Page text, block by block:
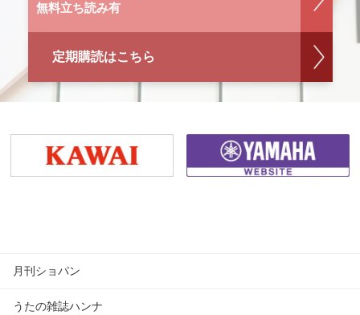
無料立ち読み有
定期購読はこちら
月刊ショパン
うたの雑誌ハンナ